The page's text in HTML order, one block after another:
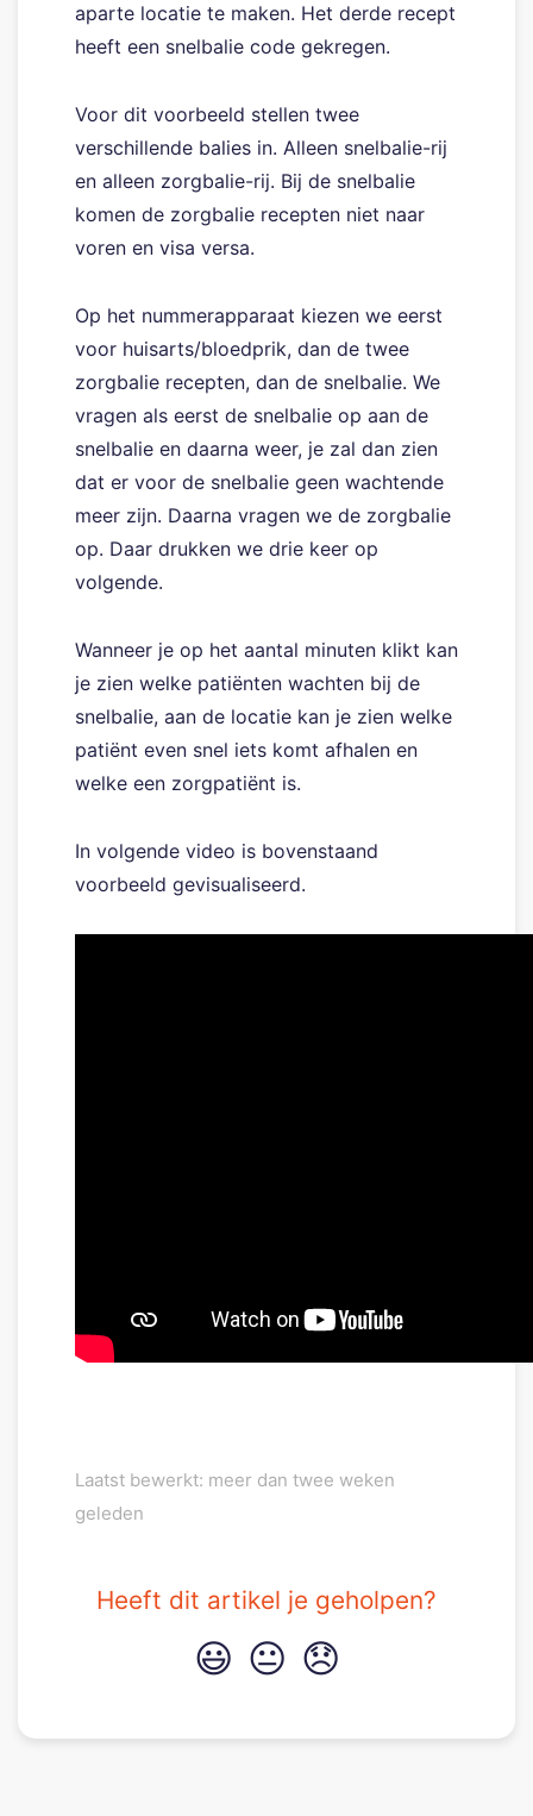
aparte locatie te maken. Het derde recept
heeft een snelbalie code gekregen.
Voor dit voorbeeld stellen twee
verschillende balies in. Alleen snelbalie-rij
en alleen zorgbalie-rij. Bij de snelbalie
komen de zorgbalie recepten niet naar
voren en visa versa.
Op het nummerapparaat kiezen we eerst
voor huisarts/bloedprik, dan de twee
zorgbalie recepten, dan de snelbalie. We
vragen als eerst de snelbalie op aan de
snelbalie en daarna weer, je zal dan zien
dat er voor de snelbalie geen wachtende
meer zijn. Daarna vragen we de zorgbalie
op. Daar drukken we drie keer op
volgende.
Wanneer je op het aantal minuten klikt kan
je zien welke patiënten wachten bij de
snelbalie, aan de locatie kan je zien welke
patiënt even snel iets komt afhalen en
welke een zorgpatiënt is.
In volgende video is bovenstaand
voorbeeld gevisualiseerd.
Laatst bewerkt: meer dan twee weken
geleden
Heeft dit artikel je geholpen?
😃 😐 😞